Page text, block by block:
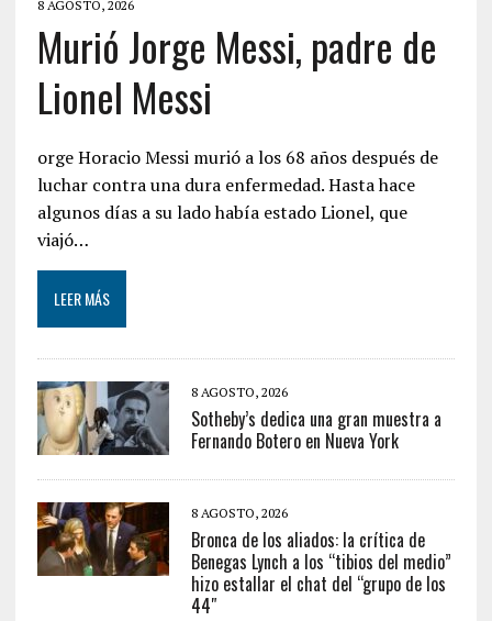
8 AGOSTO, 2026
Murió Jorge Messi, padre de
Lionel Messi
orge Horacio Messi murió a los 68 años después de
luchar contra una dura enfermedad. Hasta hace
algunos días a su lado había estado Lionel, que
viajó…
LEER MÁS
8 AGOSTO, 2026
Sotheby’s dedica una gran muestra a
Fernando Botero en Nueva York
8 AGOSTO, 2026
Bronca de los aliados: la crítica de
Benegas Lynch a los “tibios del medio”
hizo estallar el chat del “grupo de los
44″